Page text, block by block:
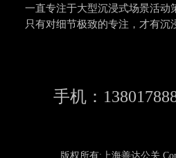
一直专注于大型沉浸式场景活动
只有对细节极致的专注，才有沉
手机：
版权所有:上海善达公关